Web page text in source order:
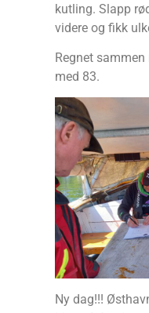
kutling. Slapp
videre og fikk
Regnet
med 83.
Ny dag!!!